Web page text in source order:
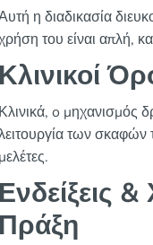
η διαδικασία
του είναι απλή,
Κλινικοί
Κλινικά, o μηχανισμός
των σκαφών
μελέτες.
Ενδείξεις
Πράξη